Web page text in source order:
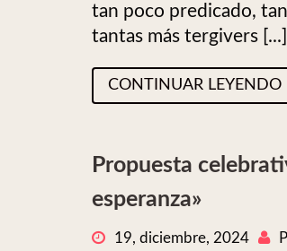
tan poco predicado,
tantas más tergivers [...]
CONTINUAR LEYENDO
Propuesta
esperanza»
19, diciembre, 2024